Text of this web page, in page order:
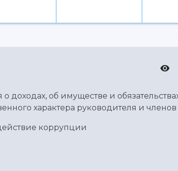
доходах, об имуществе и
характера руководителя и
коррупции